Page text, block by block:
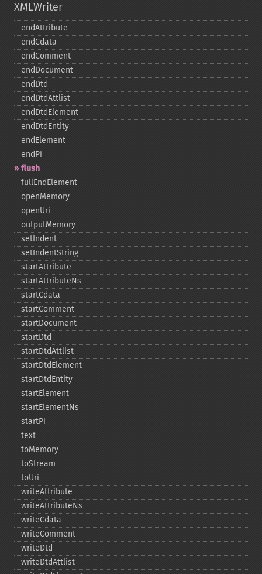
XMLWriter
endAttribute
endCdata
endComment
endDocument
endDtd
endDtdAttlist
endDtdElement
endDtdEntity
endElement
endPi
flush
fullEndElement
openMemory
openUri
outputMemory
setIndent
setIndentString
startAttribute
startAttributeNs
startCdata
startComment
startDocument
startDtd
startDtdAttlist
startDtdElement
startDtdEntity
startElement
startElementNs
startPi
text
toMemory
toStream
toUri
writeAttribute
writeAttributeNs
writeCdata
writeComment
writeDtd
writeDtdAttlist